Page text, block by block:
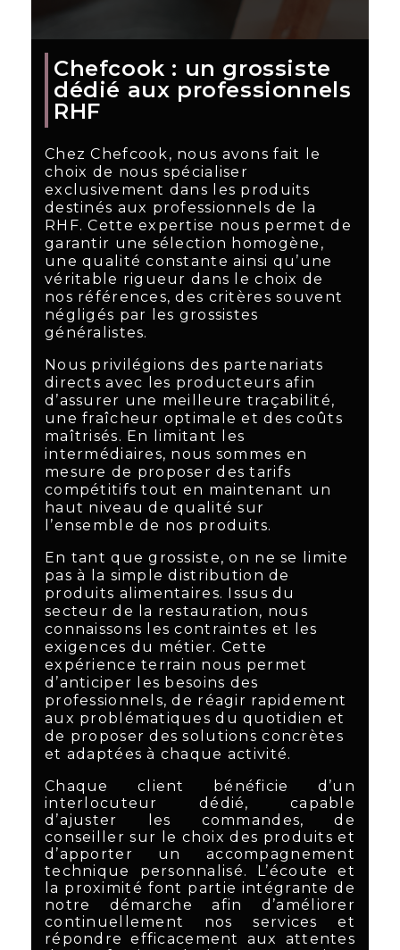
Chefcook : un grossiste
dédié aux professionnels
RHF
Chez Chefcook, nous avons fait le
choix de nous spécialiser
exclusivement dans les produits
destinés aux professionnels de la
RHF. Cette expertise nous permet de
garantir une sélection homogène,
une qualité constante ainsi qu’une
véritable rigueur dans le choix de
nos références, des critères souvent
négligés par les grossistes
généralistes.
Nous privilégions des partenariats
directs avec les producteurs afin
d’assurer une meilleure traçabilité,
une fraîcheur optimale et des coûts
maîtrisés. En limitant les
intermédiaires, nous sommes en
mesure de proposer des tarifs
compétitifs tout en maintenant un
haut niveau de qualité sur
l’ensemble de nos produits.
En tant que grossiste, on ne se limite
pas à la simple distribution de
produits alimentaires. Issus du
secteur de la restauration, nous
connaissons les contraintes et les
exigences du métier. Cette
expérience terrain nous permet
d’anticiper les besoins des
professionnels, de réagir rapidement
aux problématiques du quotidien et
de proposer des solutions concrètes
et adaptées à chaque activité.
Chaque client bénéficie d’un
interlocuteur dédié, capable
d’ajuster les commandes, de
conseiller sur le choix des produits et
d’apporter un accompagnement
technique personnalisé. L’écoute et
la proximité font partie intégrante de
notre démarche afin d’améliorer
continuellement nos services et
répondre efficacement aux attentes